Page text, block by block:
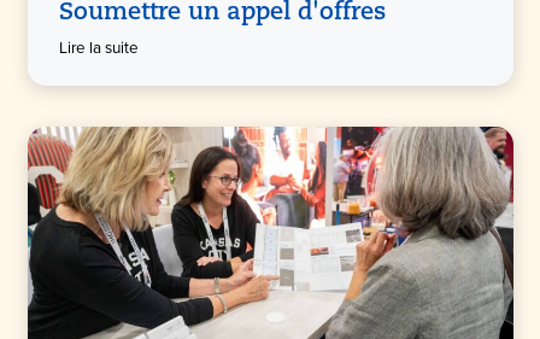
Soumettre un appel d'offres
Lire la suite